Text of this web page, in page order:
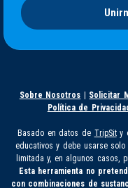
Sobre Nosotros Solicitar
Política de
Basado en datos de TripSity
educativos y debe usarse solo
limitada y, en algunos casos,
Esta herramienta no
con combinaciones de